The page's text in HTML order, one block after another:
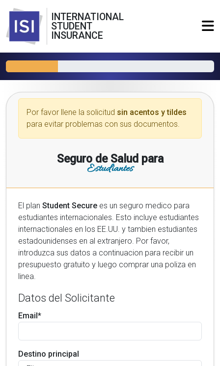
INTERNATIONAL
STUDENT
INSURANCE
Por favor llene la solicitud sin acentos y tildes
para evitar problemas con sus documentos.
Seguro de Salud para
Estudiantes
El plan Student Secure es un seguro medico para
estudiantes internacionales. Esto incluye estudiantes
internactionales en los EE.UU. y tambien estudiantes
estadounidenses en al extranjero. Por favor,
introduzca sus datos a continuacion para recibir un
presupuesto gratuito y luego comprar una poliza en
linea.
Datos del Solicitante
Email*
Destino principal